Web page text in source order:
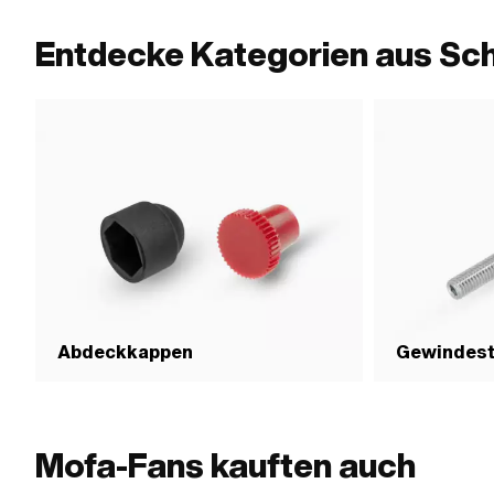
Entdecke Kategorien aus
Abdeckkappen
Mofa-Fans kauften auch